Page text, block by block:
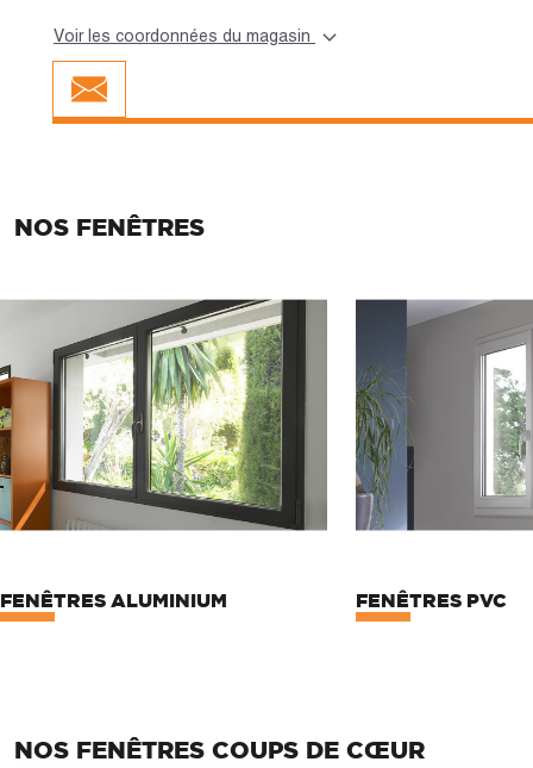
Voir les coordonnées du magasin
NOS FENÊTRES
FENÊTRES ALUMINIUM FENÊTRES PVC
NOS FENÊTRES COUPS DE CŒUR